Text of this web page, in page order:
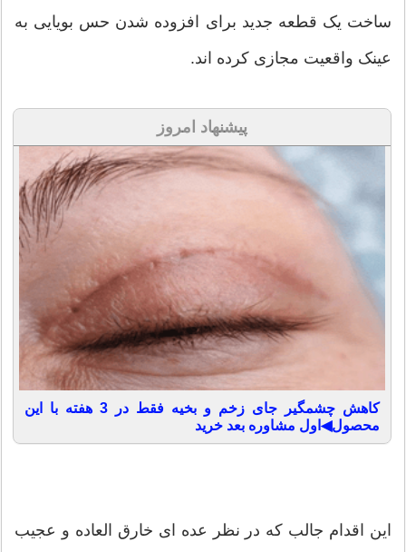
ساخت یک قطعه جدید برای افزوده شدن حس بویایی به
عینک واقعیت مجازی کرده اند.
پیشنهاد امروز
کاهش چشمگیر جای زخم و بخیه فقط در 3 هفته با این
محصول◀اول مشاوره بعد خرید
این اقدام جالب که در نظر عده ای خارق العاده و عجیب